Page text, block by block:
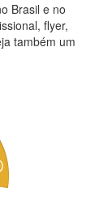
Brasil e no
flyer,
também um